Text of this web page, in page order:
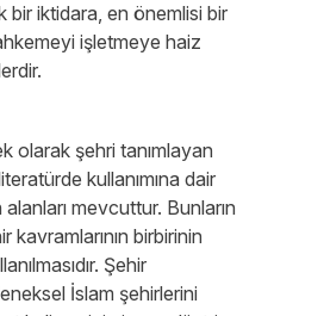
bir iktidara, en önemlisi bir
işletmeye haiz
olarak şehri tanımlayan
kullanımına dair
mevcuttur. Bunların
kavramlarının birbirinin
Şehir
İslam şehirlerini